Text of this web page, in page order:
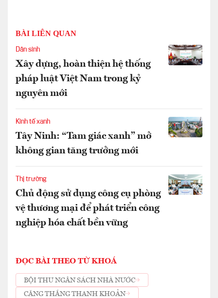
BÀI LIÊN QUAN
Dân sinh
Xây dựng, hoàn thiện hệ thống
pháp luật Việt Nam trong kỷ
nguyên mới
Kinh tế xanh
Tây Ninh: “Tam giác xanh” mở
không gian tăng trưởng mới
Thị trường
Chủ động sử dụng công cụ phòng
vệ thương mại để phát triển công
nghiệp hóa chất bền vững
ĐỌC BÀI THEO TỪ KHOÁ
BỘI THU NGÂN SÁCH NHÀ NƯỚC
CĂNG THẲNG THANH KHOẢN